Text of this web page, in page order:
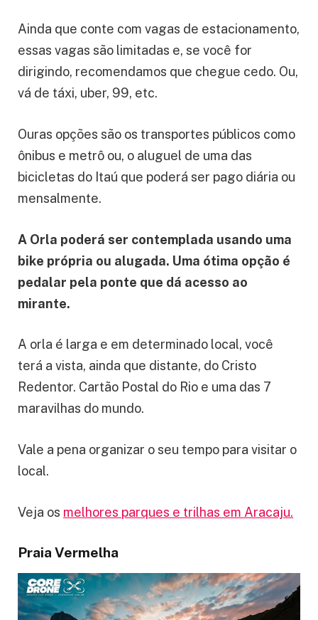
Ainda que conte com vagas de estacionamento,
essas vagas são limitadas e, se você for
dirigindo, recomendamos que chegue cedo. Ou,
vá de táxi, uber, 99, etc.
Ouras opções são os transportes públicos como
ônibus e metrô ou, o aluguel de uma das
bicicletas do Itaú que poderá ser pago diária ou
mensalmente.
A Orla poderá ser contemplada usando uma
bike própria ou alugada. Uma ótima opção é
pedalar pela ponte que dá acesso ao
mirante.
A orla é larga e em determinado local, você
terá a vista, ainda que distante, do Cristo
Redentor. Cartão Postal do Rio e uma das 7
maravilhas do mundo.
Vale a pena organizar o seu tempo para visitar o
local.
Veja os melhores parques e trilhas em Aracaju.
Praia Vermelha